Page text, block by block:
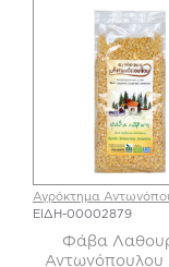
Αγρόκτημα
ΕΙΔΗ-00002879
Φάβα